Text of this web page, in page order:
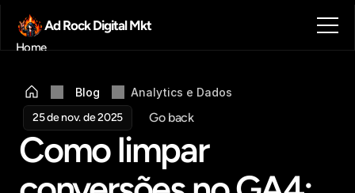
Ad Rock Digital Mkt
Home
Blog
Contato
Agendar reunião
Get in touch
Blog
Analytics e Dados
25 de nov. de 2025
Go back
Como limpar